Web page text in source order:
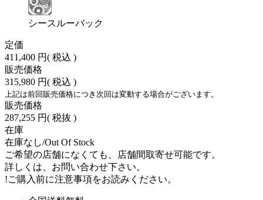
シースルーバック
定価
411,400 円( 税込 )
販売価格
315,980 円( 税込 )
上記は前回販売価格につき次回は変動する場合がございます。
販売価格
287,255 円( 税抜 )
在庫
在庫なし/Out Of Stock
ご希望の店舗になくても、店舗間取寄せ可能です。
詳しくは、お問い合わせ下さい。
!ご購入前に注意事項をお読みください。